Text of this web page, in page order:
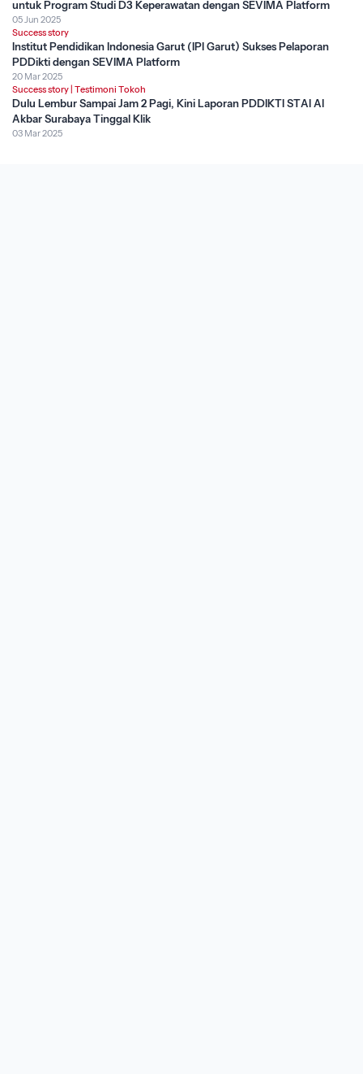
untuk Program Studi D3 Keperawatan dengan SEVIMA Platform
05 Jun 2025
Success story
Institut Pendidikan Indonesia Garut (IPI Garut) Sukses Pelaporan
PDDikti dengan SEVIMA Platform
20 Mar 2025
Success story | Testimoni Tokoh
Dulu Lembur Sampai Jam 2 Pagi, Kini Laporan PDDIKTI STAI Al
Akbar Surabaya Tinggal Klik
03 Mar 2025